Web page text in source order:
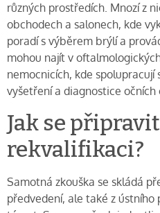
různých prostředích. Mnozí z
obchodech a salonech, kde
poradí s výběrem brýlí a
mohou najít v
nemocnicích, kde spolupracují
vyšetření a diagnostice očních
Jak se
rekvalifikaci?
Samotná zkouška se skládá
předvedení, ale také z ústního